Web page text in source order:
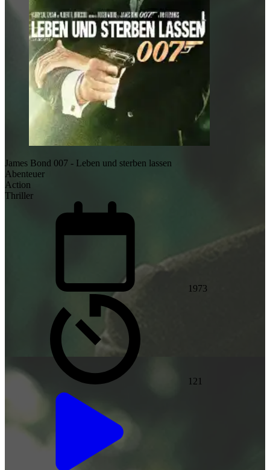
James Bond 007 - Leben und sterben lassen
Abenteuer
Action
Thriller
1973
121